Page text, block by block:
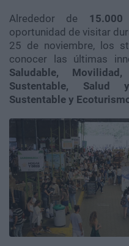
Alrededor de 15.000
oportunidad de visitar
25 de noviembre, los
conocer las últimas
Saludable,
Sustentable, Salud
Sustentable y